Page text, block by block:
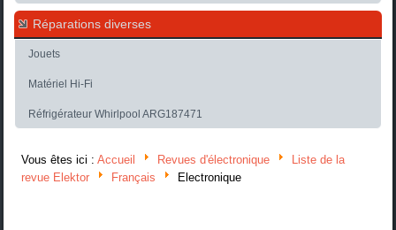
Réparations diverses
Jouets
Matériel Hi-Fi
Réfrigérateur Whirlpool ARG187471
Vous êtes ici :Accueil Revues d'électronique
Liste de la
revue Elektor
Français Electronique